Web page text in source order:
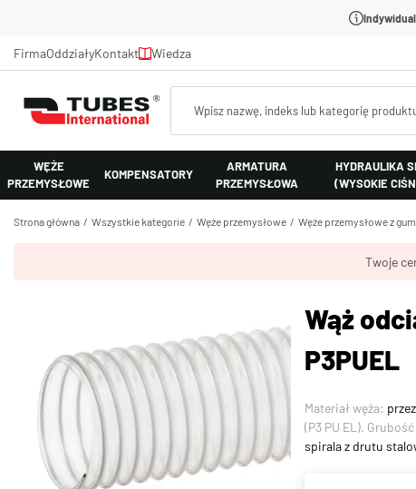
FirmaOddziałyKontakt Wiedza
WĘŻE
PRZEMYSŁOWE
KOMPENSATORY
ARMATURA
PRZEMYSŁOWA
HYDRAULIKA
(WYSOKIE
Strona główna Wszystkie kategorie Węże przemysłowe Węże przemysłowe z
Twoje
Wąż
P3PUEL
Materiał węża:
(P3 PU EL).
spirala z drutu